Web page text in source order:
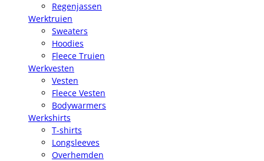
Regenjassen
Werktruien
Sweaters
Hoodies
Fleece Truien
Werkvesten
Vesten
Fleece Vesten
Bodywarmers
Werkshirts
T-shirts
Longsleeves
Overhemden